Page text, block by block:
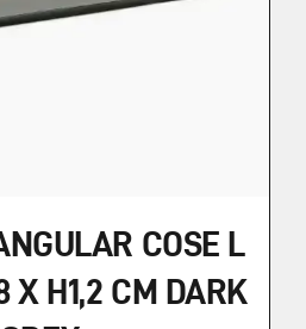
COSE L
X H1,2 CM DARK